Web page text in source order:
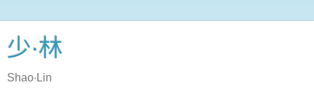
少‧林
Shao‧Lin